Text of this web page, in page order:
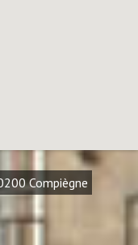
Compiègne